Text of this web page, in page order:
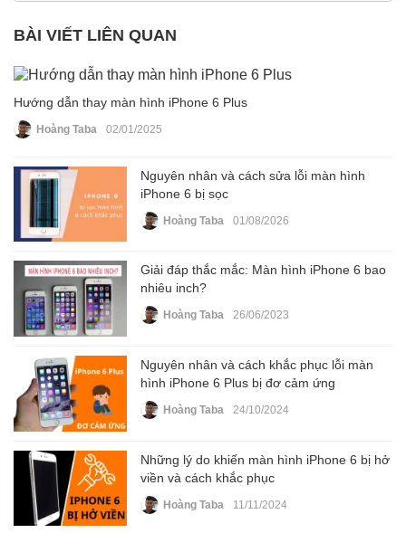
BÀI VIẾT LIÊN QUAN
Hướng dẫn thay màn hình iPhone 6 Plus
Hoàng Taba 02/01/2025
Nguyên nhân và cách sửa lỗi màn hình
iPhone 6 bị sọc
Hoàng Taba 01/08/2026
Giải đáp thắc mắc: Màn hình iPhone 6 bao
nhiêu inch?
Hoàng Taba 26/06/2023
Nguyên nhân và cách khắc phục lỗi màn
hình iPhone 6 Plus bị đơ cảm ứng
Hoàng Taba 24/10/2024
Những lý do khiến màn hình iPhone 6 bị hở
viền và cách khắc phục
Hoàng Taba 11/11/2024